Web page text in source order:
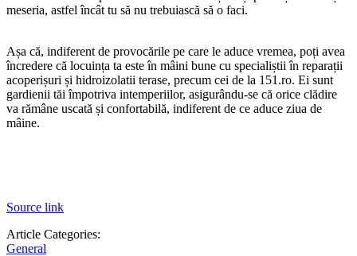
meseria, astfel încât tu să nu trebuiască să o faci.
Așa că, indiferent de provocările pe care le aduce vremea, poți avea
încredere că locuința ta este în mâini bune cu specialiștii în reparații
acoperișuri și hidroizolatii terase, precum cei de la 151.ro. Ei sunt
gardienii tăi împotriva intemperiilor, asigurându-se că orice clădire
va rămâne uscată și confortabilă, indiferent de ce aduce ziua de
mâine.
Source link
Article Categories:
General